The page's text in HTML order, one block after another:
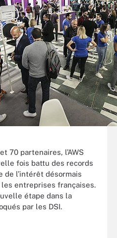
70 partenaires, l’AWS
fois battu des records
l’intérêt désormais
entreprises françaises.
étape dans la
par les DSI.